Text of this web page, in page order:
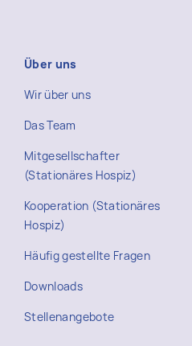
Über uns
Wir über uns
Das Team
Mitgesellschafter
(Stationäres Hospiz)
Kooperation (Stationäres
Hospiz)
Häufig gestellte Fragen
Downloads
Stellenangebote